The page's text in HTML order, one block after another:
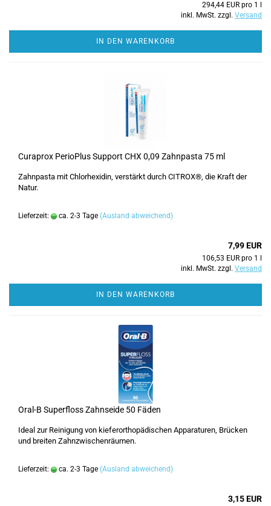
294,44 EUR pro 1 l
inkl. MwSt. zzgl. Versand
IN DEN WARENKORB
Curaprox PerioPlus Support CHX 0,09 Zahnpasta 75 ml
Zahnpasta mit Chlorhexidin, verstärkt durch CITROX®, die Kraft der
Natur.
Lieferzeit: ca. 2-3 Tage (Ausland abweichend)
7,99 EUR
106,53 EUR pro 1 l
inkl. MwSt. zzgl. Versand
IN DEN WARENKORB
Oral-B Superfloss Zahnseide 50 Fäden
Ideal zur Reinigung von kieferorthopädischen Apparaturen, Brücken
und breiten Zahnzwischenräumen.
Lieferzeit: ca. 2-3 Tage (Ausland abweichend)
3,15 EUR